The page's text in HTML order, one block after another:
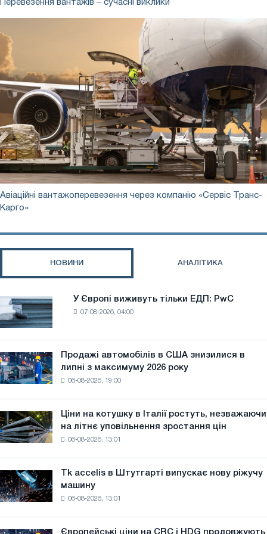
вантажів
сучасні
виклики
Перевезення вантажів – сучасні виклики
вантажоперевезення
через
Транс-
Авіаційні вантажоперевезення через компанію «Сервіс Транс-
Карго»
НОВИНИ АНАЛІТИКА
Європі
виживуть
тільки
ЕДП:
PwC
У Європі виживуть тільки ЕДП: PwC
07-08-2026, 04:00
Продажі
автомобілів
в
в
липні
з
максимуму
2026
року
Продажі автомобілів в США знизилися в
липні з максимуму 2026 року
06-08-2026, 19:00
Ціни
на
котушку
ростуть,
незважаючи
на
літнє
уповільнення
Ціни на котушку в Італії ростуть, незважаючи
на літнє уповільнення зростання цін
06-08-2026, 13:01
Tk
accelis
в
Tk accelis в Штутгарті випускає нову ріжучу
машину
06-08-2026, 13:01
Європейські ціни на CRC і HDG продовжують